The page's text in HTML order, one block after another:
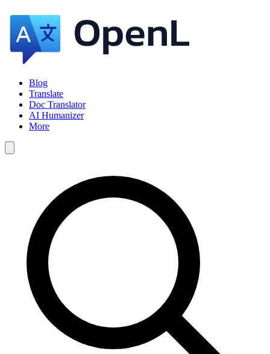
Blog
Translate
Doc Translator
AI Humanizer
More